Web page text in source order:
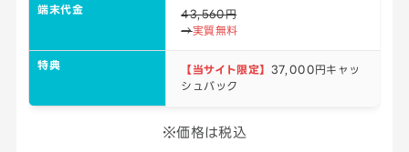
端末代金
43,560円
→実質無料
特典 【当サイト限定】 37,000円キャッ
シュバック
※価格は税込